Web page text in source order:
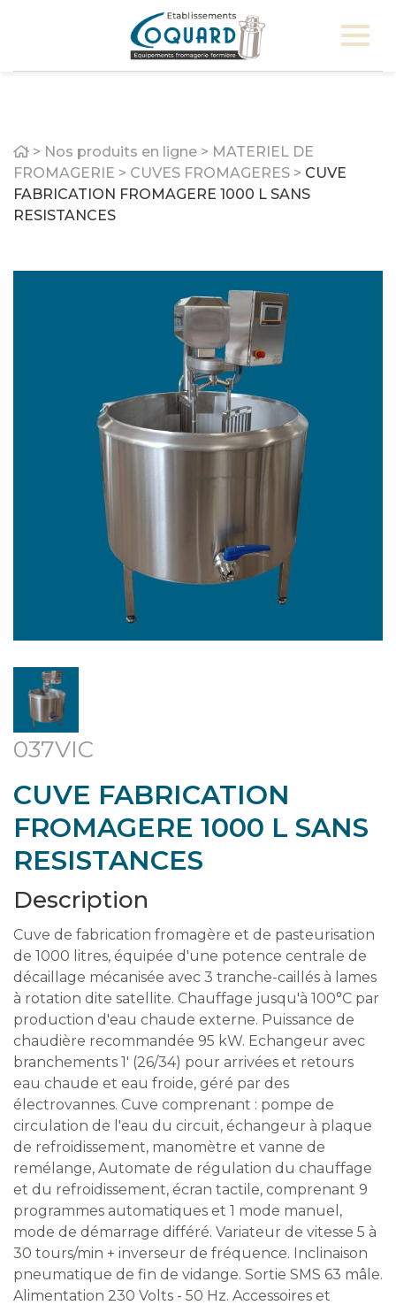
Home
> Nos produits en ligne > MATERIEL DE
FROMAGERIE > CUVES FROMAGERES > CUVE
FABRICATION FROMAGERE 1000 L SANS
RESISTANCES
037VIC
CUVE FABRICATION
FROMAGERE 1000 L SANS
RESISTANCES
Description
Cuve de fabrication fromagère et de pasteurisation
de 1000 litres, équipée d'une potence centrale de
décaillage mécanisée avec 3 tranche-caillés à lames
à rotation dite satellite. Chauffage jusqu'à 100°C par
production d'eau chaude externe. Puissance de
chaudière recommandée 95 kW. Echangeur avec
branchements 1' (26/34) pour arrivées et retours
eau chaude et eau froide, géré par des
électrovannes. Cuve comprenant : pompe de
circulation de l'eau du circuit, échangeur à plaque
de refroidissement, manomètre et vanne de
remélange, Automate de régulation du chauffage
et du refroidissement, écran tactile, comprenant 9
programmes automatiques et 1 mode manuel,
mode de démarrage différé. Variateur de vitesse 5 à
30 tours/min + inverseur de fréquence. Inclinaison
pneumatique de fin de vidange. Sortie SMS 63 mâle.
Alimentation 230 Volts - 50 Hz. Accessoires et